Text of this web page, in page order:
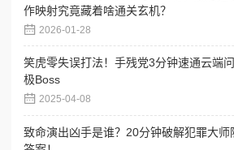
作映射究竟藏着啥通关玄机？
2026-01-28
笑虎零失误打法！手残党3分钟速通云端
极Boss
2025-04-08
致命演出凶手是谁？20分钟破解犯罪大师